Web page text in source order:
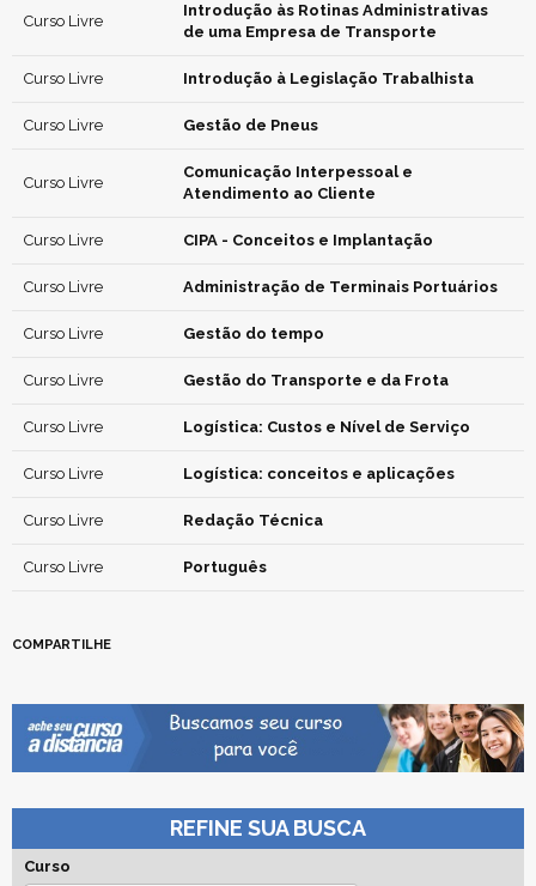
Curso Livre
Introdução às Rotinas Administrativas
de uma Empresa de Transporte
Curso Livre Introdução à Legislação Trabalhista
Curso Livre Gestão de Pneus
Curso Livre
Comunicação Interpessoal e
Atendimento ao Cliente
Curso Livre CIPA - Conceitos e Implantação
Curso Livre Administração de Terminais Portuários
Curso Livre Gestão do tempo
Curso Livre Gestão do Transporte e da Frota
Curso Livre Logística: Custos e Nível de Serviço
Curso Livre Logística: conceitos e aplicações
Curso Livre Redação Técnica
Curso Livre Português
COMPARTILHE
REFINE SUA BUSCA
Curso